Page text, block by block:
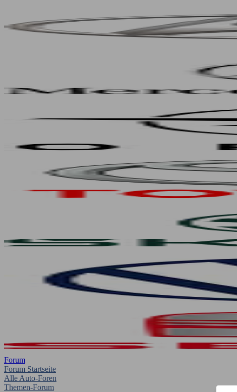
Forum
Forum Startseite
Alle Auto-Foren
Themen-Forum